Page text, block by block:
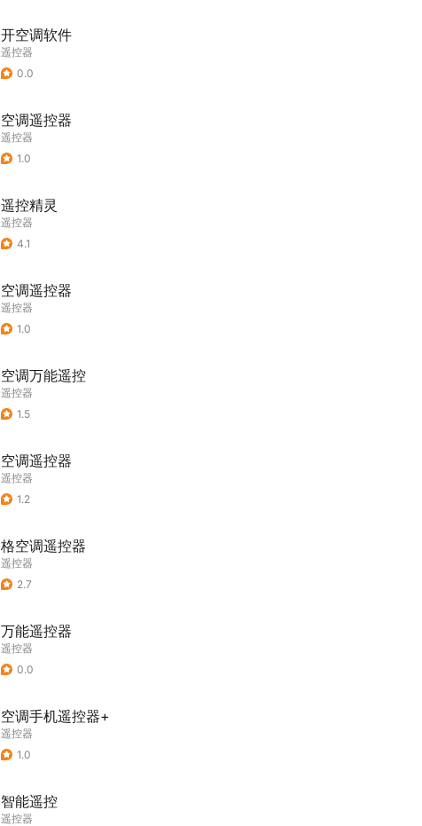
开空调软件
遥控器
0.0
空调遥控器
遥控器
1.0
遥控精灵
遥控器
4.1
空调遥控器
遥控器
1.0
空调万能遥控
遥控器
1.5
空调遥控器
遥控器
1.2
格空调遥控器
遥控器
2.7
万能遥控器
遥控器
0.0
空调手机遥控器+
遥控器
1.0
智能遥控
遥控器